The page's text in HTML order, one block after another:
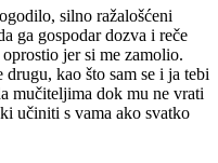
silno ražalošćeni
ga gospodar dozva i reče
jer si me zamolio.
kao što sam se i ja tebi
mučiteljima dok mu ne vrati
učiniti s vama ako svatko